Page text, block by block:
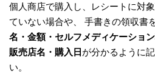
個人商店で購入し、レシートに対
ていない場合や、 手書きの領収書
名・金額・セルフメディケーショ
販売店名・購入日 が分かるように
い。